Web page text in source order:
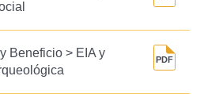
Beneficio > EIA y